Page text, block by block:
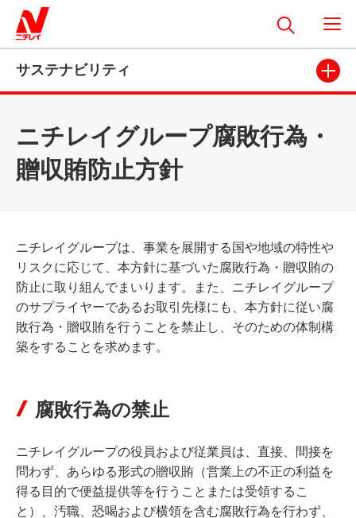
サステナビリティ
ニチレイグループ腐敗行為・
贈収賄防止方針
ニチレイグループは、事業を展開する国や地域の特性や
リスクに応じて、本方針に基づいた腐敗行為・贈収賄の
防止に取り組んでまいります。また、ニチレイグループ
のサプライヤーであるお取引先様にも、本方針に従い腐
敗行為・贈収賄を行うことを禁止し、そのための体制構
築をすることを求めます。
腐敗行為の禁止
ニチレイグループの役員および従業員は、直接、間接を
問わず、あらゆる形式の贈収賄（営業上の不正の利益を
得る目的で便益提供等を行うことまたは受領するこ
と）、汚職、恐喝および横領を含む腐敗行為を行わず、